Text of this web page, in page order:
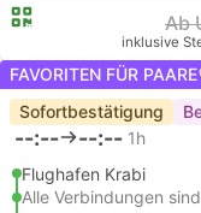
Ab
inklusive
FAVORITEN FÜR PAARE
Sofortbestätigung
--:-- --:-- 1h
Flughafen Krabi
Alle Verbindungen